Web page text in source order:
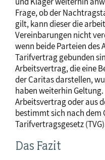
Frage, ob der
gilt, kann dieser die
Vereinbarungen nicht
wenn beide Parteien des
Tarifvertrag gebunden
Arbeitsvertrag, die eine
der Caritas darstellen,
haben weiterhin
Arbeitsvertrag oder aus
bestimmt sich nach
Tarifvertragsgesetz
Das Fazit